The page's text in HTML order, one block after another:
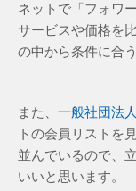
ネットで「フォワ
サービスや価格を
の中から条件に合
また、 一般社団法
トの会員リストを
並んでいるので、
いいと思います。